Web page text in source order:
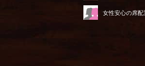
女性安心の席配